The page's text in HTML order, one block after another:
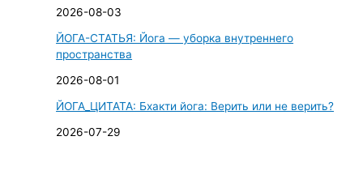
2026-08-03
ЙОГА-СТАТЬЯ: Йога — уборка внутреннего
пространства
2026-08-01
ЙОГА_ЦИТАТА: Бхакти йога: Верить или не верить?
2026-07-29